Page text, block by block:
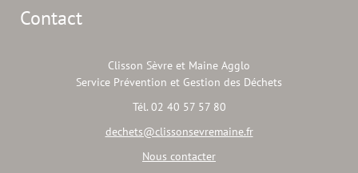
Contact
Clisson Sèvre et Maine Agglo
Service Prévention et Gestion des Déchets
Tél. 02 40 57 57 80
dechets@clissonsevremaine.fr
Nous contacter